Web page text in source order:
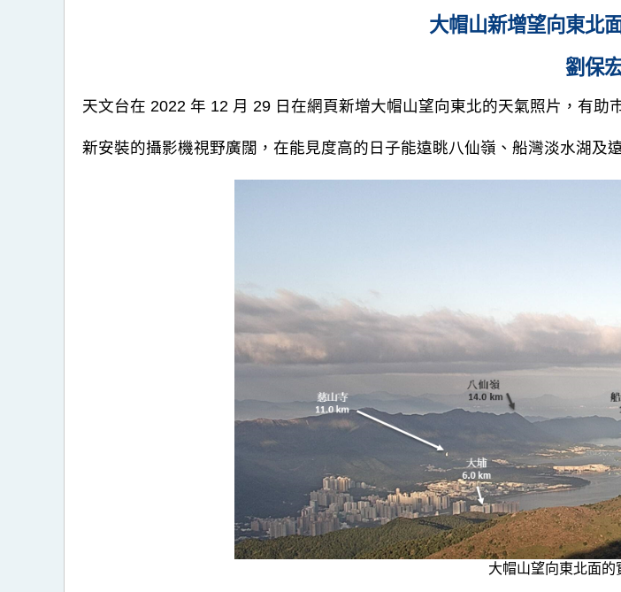
大帽山新增望向東北
劉保
天文台在 2022 年 12 月 29 日在網頁新增大帽山望向東北的天氣照片，有助
新安裝的攝影機視野廣闊，在能見度高的日子能遠眺八仙嶺、船灣淡水湖及
大帽山望向東北面的